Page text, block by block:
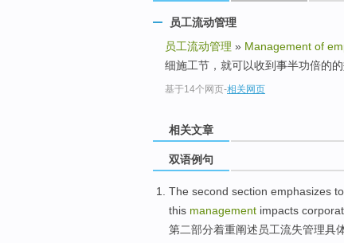
员工流动管理
员工流动管理 » Management of
细施工节，就可以收到事半功倍的的
基于14个网页-相关网页
相关文章
双语例句
The second section emphasizes to
this management impacts
第二部分着重阐述员工流失管理具